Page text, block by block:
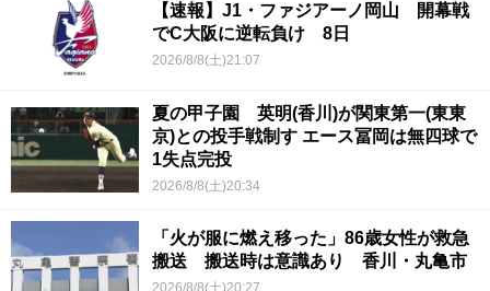
【速報】J1・ファジアーノ岡山 開幕戦
でC大阪に逆転負け 8日
2026/8/8(土)21:07
夏の甲子園 英明(香川)が関東第一(東東
京)との投手戦制す エース冨岡は無四球で
1失点完投
2026/8/8(土)20:34
「火が服に燃え移った」86歳女性が救急
搬送 搬送時は意識あり 香川・丸亀市
2026/8/8(土)20:27